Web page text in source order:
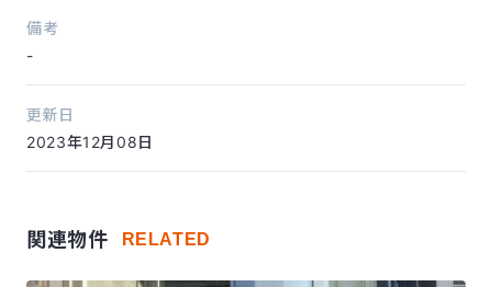
備考
-
更新日
2023年12月08日
関連物件 RELATED